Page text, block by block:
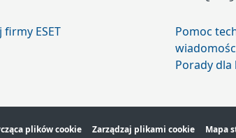
ESET
Pomoc
Porady
plików cookie Zarządzaj plikami cookie Mapa